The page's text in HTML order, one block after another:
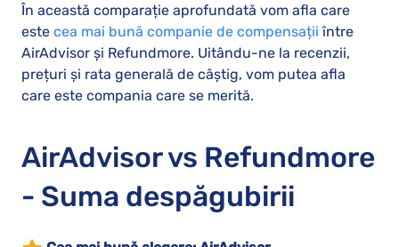
În această comparație aprofundată vom afla care
este cea mai bună companie de compensații între
AirAdvisor și Refundmore. Uitându-ne la recenzii,
prețuri și rata generală de câștig, vom putea afla
care este compania care se merită.
AirAdvisor vs Refundmore
- Suma despăgubirii